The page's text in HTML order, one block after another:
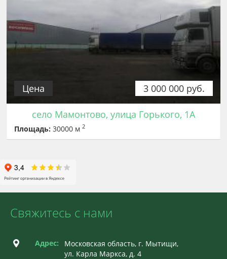
3 000 000 руб.
Цена
село Мамонтово, улица Горького, 1А
Площадь: 30000 м2
Свяжитесь с нами
Адрес:
Московская область, г. Мытищи,
ул. Карла Маркса, д. 4